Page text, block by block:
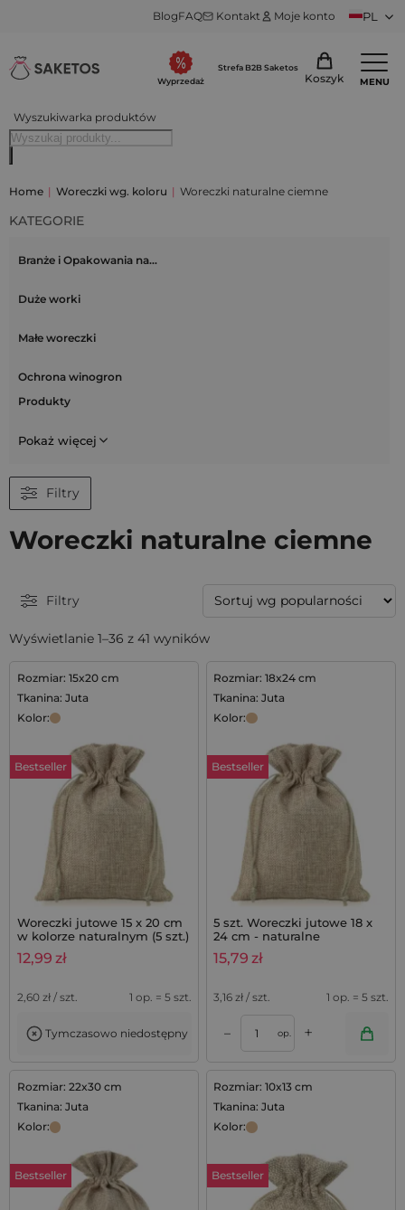
BlogFAQ Kontakt Moje konto PL
Wyszukiwarka produktów
Wyprzedaż
Strefa B2B Saketos
Koszyk MENU
Home | Woreczki wg. koloru | Woreczki naturalne ciemne
KATEGORIE
Branże i Opakowania na…
Duże worki
Małe woreczki
Ochrona winogron
Produkty
Pokaż więcej
Filtry
Woreczki naturalne ciemne
Filtry
Wyświetlanie 1–36 z 41 wyników
Rozmiar: 15x20 cm
Tkanina: Juta
Kolor:
Bestseller
Woreczki jutowe 15 x 20 cm
w kolorze naturalnym (5 szt.)
12,99 zł
2,60 zł / szt. 1 op. = 5 szt.
Tymczasowo niedostępny
Rozmiar: 18x24 cm
Tkanina: Juta
Kolor:
Bestseller
5 szt. Woreczki jutowe 18 x
24 cm - naturalne
15,79 zł
3,16 zł / szt. 1 op. = 5 szt.
– op. +
Rozmiar: 22x30 cm
Tkanina: Juta
Kolor:
Bestseller
Rozmiar: 10x13 cm
Tkanina: Juta
Kolor:
Bestseller